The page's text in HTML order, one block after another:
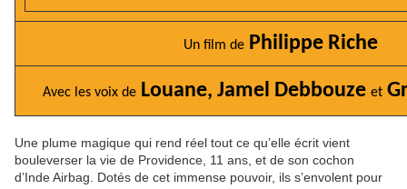
Un film de Philippe Riche
Avec les voix de Louane, Jamel Debbouze et
Une plume magique qui rend réel tout ce qu’elle écrit vient
bouleverser la vie de Providence, 11 ans, et de son cochon
d’Inde Airbag. Dotés de cet immense pouvoir, ils s’envolent pour